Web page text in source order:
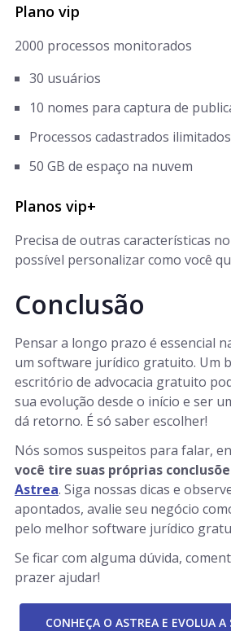
Plano vip
2000 processos monitorados
30 usuários
10 nomes para captura de
Processos cadastrados ilimitados
50 GB de espaço na nuvem
Planos vip+
Precisa de outras características
possível personalizar como você
Conclusão
Pensar a longo prazo é essencial
um software jurídico gratuito. Um
escritório de advocacia gratuito
sua evolução desde o início e ser
dá retorno. É só saber escolher!
Nós somos suspeitos para falar,
você tire suas próprias
Astrea. Siga nossas dicas e
apontados, avalie seu negócio
pelo melhor software jurídico
Se ficar com alguma dúvida,
prazer ajudar!
CONHEÇA O ASTREA E EVOLUA A